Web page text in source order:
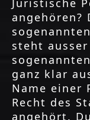
Juristische
angehören?
steht
ganz klar
Name einer
Recht des
angehört.